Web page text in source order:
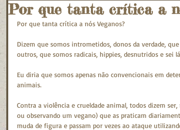
Por que tanta crítica a
Por que tanta crítica a nós Veganos?
Dizem que somos intrometidos, donos da verdade,
outros, que somos radicais, hippies, desnutridos e sei
Eu diria que somos apenas não convencionais em
animais.
Contra a violência e crueldade animal, todos dizem
ou observando um vegano) que as praticam
muda de figura e passam por vezes ao ataque